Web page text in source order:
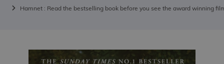
Hamnet : Read the bestselling book before you see the award winning